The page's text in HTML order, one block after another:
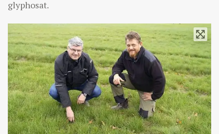
glyphosat.